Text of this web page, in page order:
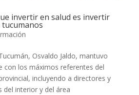
invertir en salud es invertir
tucumanos
Osvaldo Jaldo, mantuvo
con los máximos referentes del
incluyendo a directores y
del interior y del área